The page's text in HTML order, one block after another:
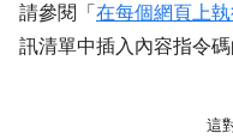
請參閱「 在每個網頁上
訊清單中插入內容指令碼
這